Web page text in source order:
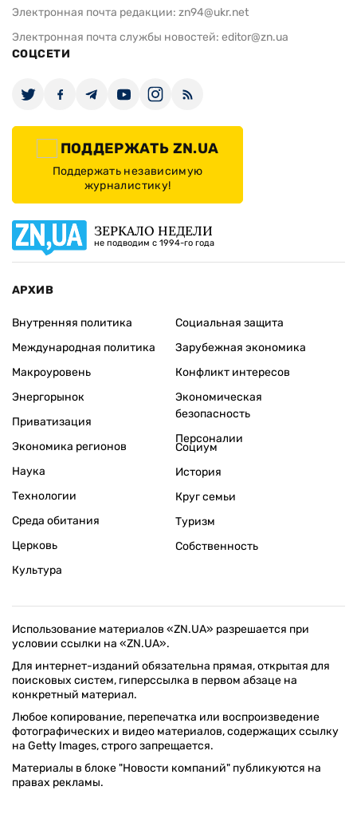
Электронная почта редакции: zn94@ukr.net
Электронная почта службы новостей: editor@zn.ua
СОЦСЕТИ
ПОДДЕРЖАТЬ ZN.UA
Поддержать независимую
журналистику!
ЗЕРКАЛО НЕДЕЛИ
не подводим с 1994-го года
АРХИВ
Внутренняя политика
Международная политика
Макроуровень
Энергорынок
Приватизация
Экономика регионов
Социальная защита
Зарубежная экономика
Конфликт интересов
Экономическая
безопасность
Персоналии
Наука
Технологии
Среда обитания
Церковь
Культура
Социум
История
Круг семьи
Туризм
Собственность
Использование материалов «ZN.UA» разрешается при
условии ссылки на «ZN.UA».
Для интернет-изданий обязательна прямая, открытая для
поисковых систем, гиперссылка в первом абзаце на
конкретный материал.
Любое копирование, перепечатка или воспроизведение
фотографических и видео материалов, содержащих ссылку
на Getty Images, строго запрещается.
Материалы в блоке "Новости компаний" публикуются на
правах рекламы.